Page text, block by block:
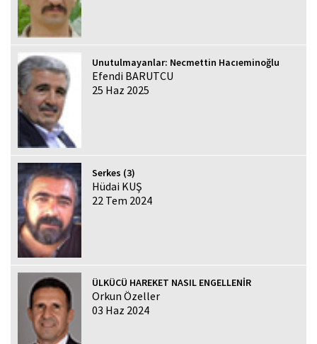
Unutulmayanlar: Necmettin Hacıeminoğlu
Efendi BARUTCU
25 Haz 2025
Serkes (3)
Hüdai KUŞ
22 Tem 2024
ÜLKÜCÜ HAREKET NASIL ENGELLENİR
Orkun Özeller
03 Haz 2024